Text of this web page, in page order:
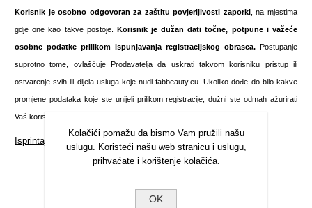
Korisnik je osobno odgovoran za zaštitu povjerljivosti zaporki, na mjestima
gdje one kao takve postoje. Korisnik je dužan dati točne, potpune i važeće
osobne podatke prilikom ispunjavanja registracijskog obrasca.Postupanje
suprotno tome, ovlašćuje Prodavatelja da uskrati takvom korisniku pristup ili
ostvarenje svih ili dijela usluga koje nudi fabbeauty.eu. Ukoliko dođe do bilo kakve
promjene podataka koje ste unijeli prilikom registracije, dužni ste odmah ažurirati
Vaš korisnički račun kako biste nas obavijestili o nastalim promjenama.
Isprintajte ovu stranicu
Kolačići pomažu da bismo Vam pružili našu
uslugu. Koristeći našu web stranicu i uslugu,
prihvaćate i korištenje kolačića.
OK